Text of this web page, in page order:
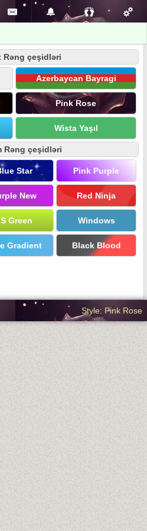
Rəng çeşidləri
Azerbaycan Bayragi
Pink Rose
Wista Yaşıl
Rəng çeşidləri
Star Pink Purple
New Red Ninja
Green Windows
Gradient Black Blood
Style: Pink Rose